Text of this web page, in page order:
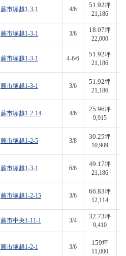
蕨市塚越1-3-1 4/6
51.92坪
21,186
蕨市塚越1-3-1 3/6
18.07坪
22,000
蕨市塚越1-3-1 4-6/6
51.92坪
21,186
蕨市塚越1-3-1 3/6
51.92坪
21,186
蕨市塚越1-2-14 4/6
25.96坪
9,915
蕨市塚越1-2-5 3/8
30.25坪
10,909
蕨市塚越1-3-1 6/6
49.17坪
21,186
蕨市塚越1-2-15 3/6
66.83坪
12,114
蕨市中央1-11-1 3/4
32.73坪
9,410
蕨市塚越1-2-1 3/6
159坪
11,000